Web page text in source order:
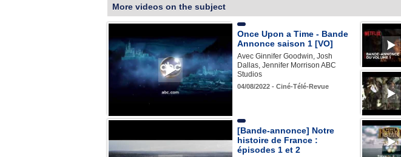
More videos on the subject
Once Upon a Time - Bande
Annonce saison 1 [VO]
Avec Ginnifer Goodwin, Josh
Dallas, Jennifer Morrison ABC
Studios
04/08/2022 - Ciné-Télé-Revue
[Bande-annonce] Notre
histoire de France :
épisodes 1 et 2